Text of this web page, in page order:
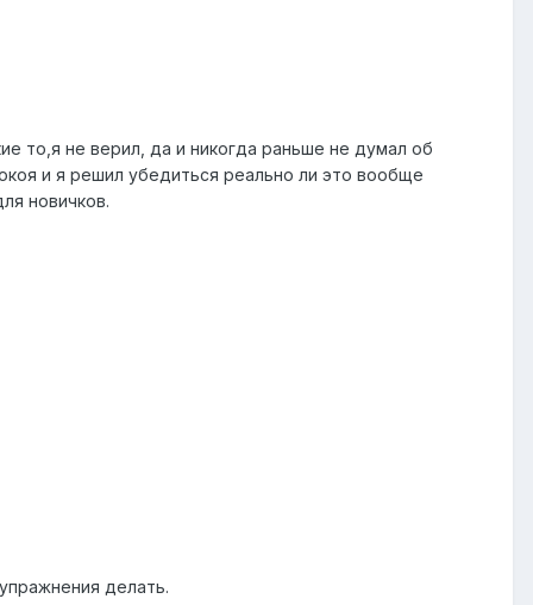
то,я не верил, да и никогда раньше не думал об
и я решил убедиться реально ли это вообще
новичков.
делать.